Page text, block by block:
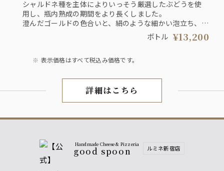
シャルドネ種を主体によりいっそう厳選したぶどうを使
用し、瓶内熟成の期間をより長くしました。
澄んだゴールドの色合いと、絹のような細かい泡立ち、ほ
どよく絡み合う柑橘類と白い花のような香りが特徴です。
ボトル ¥13,200
表示価格はすべて税込み価格です。
WINE LIST
詳細はこちら
Handmade Cheese & Pizzeria
good spoon ルミネ新宿店